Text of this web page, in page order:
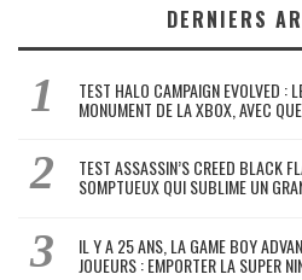
DERNIERS
TEST HALO CAMPAIGN EVOLVED :
MONUMENT DE LA XBOX, AVEC
TEST ASSASSIN’S CREED BLACK
SOMPTUEUX QUI SUBLIME UN
IL Y A 25 ANS, LA GAME BOY
JOUEURS : EMPORTER LA SUPER